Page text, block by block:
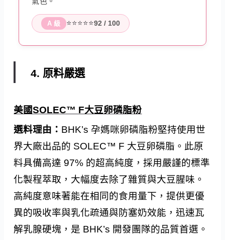
A 級 ⭐⭐⭐⭐⭐92 / 100
4. 原料嚴選
美國SOLEC™ F大豆卵磷脂粉
選料理由： BHK’s 孕媽咪卵磷脂粉堅持使用世
界大廠出品的 SOLEC™ F 大豆卵磷脂。此原
料具備高達 97% 的超高純度，採用嚴謹的標準
化製程萃取，大幅度去除了雜質與大豆腥味。
高純度意味著能在相同的食用量下，提供更優
異的吸收率與乳化疏通與防塞奶效能，迅速瓦
解乳腺硬塊，是 BHK’s 開發團隊的品質首選。